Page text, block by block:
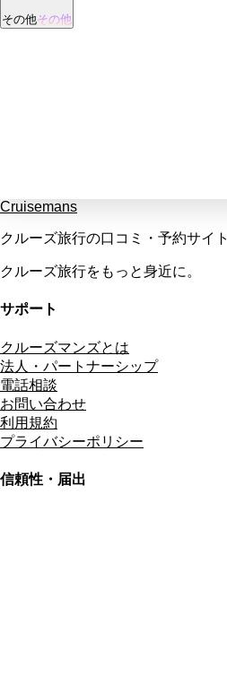
その他その他
Cruisemans
クルーズ旅行の口コミ・予約サイト
クルーズ旅行をもっと身近に。
サポート
クルーズマンズとは
法人・パートナーシップ
電話相談
お問い合わせ
利用規約
プライバシーポリシー
信頼性・届出